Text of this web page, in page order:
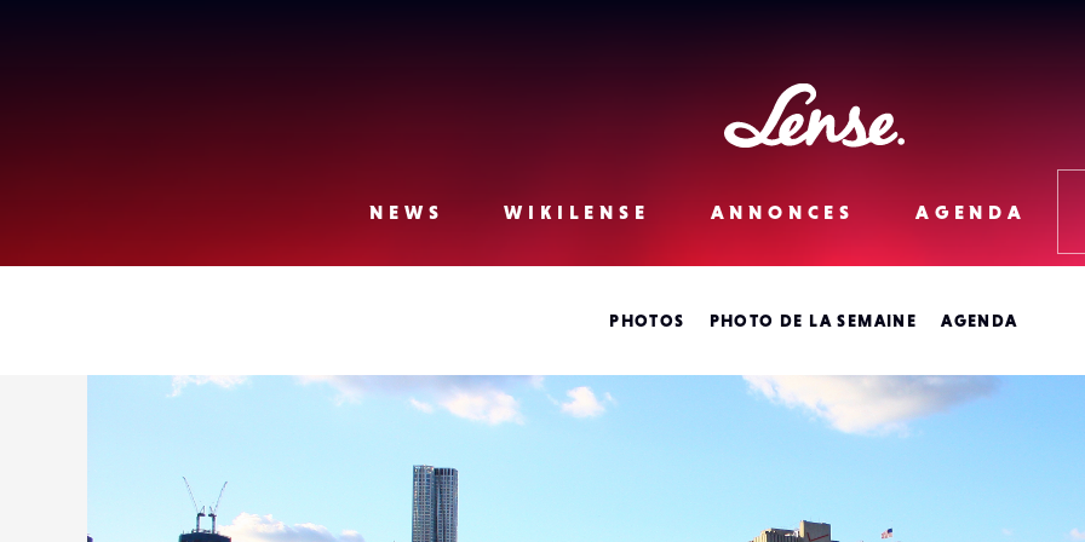
Lense
NEWS WIKILENSE ANNONCES AGENDA
PHOTOS PHOTO DE LA SEMAINE AGENDA